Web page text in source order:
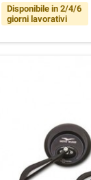
Disponibile in 2/4/6
giorni lavorativi